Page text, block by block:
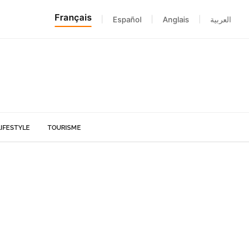
Français Español Anglais العربية
TOURISME